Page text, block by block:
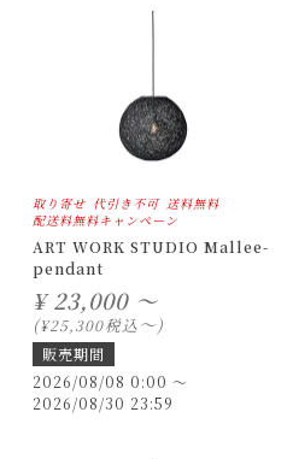
取り寄せ 代引き不可 送料無料
配送料無料キャンペーン
ART WORK STUDIO Mallee-
pendant
¥ 23,000 ～
¥25,300税込〜
販売期間
2026/08/08 0:00 〜
2026/08/30 23:59